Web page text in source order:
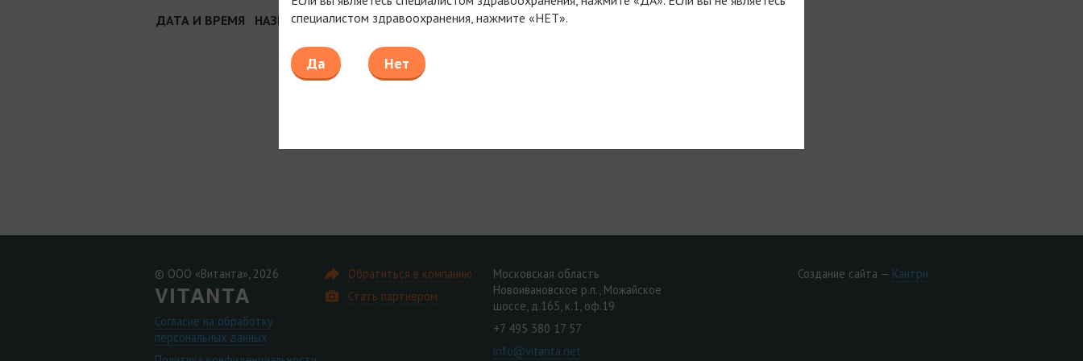
ДАТА И ВРЕМЯ НАЗВАНИЕ И МЕСТО ПРОВЕДЕНИЯ ДЛИТЕЛЬНОСТЬ
УСЛОВИЯ
© ООО «Витанта», 2026
Согласие на обработку
персональных данных
Обратиться в компанию
Стать партнером
Московская область
Новоивановское р.п., Можайское
шоссе, д.165, к.1, оф.19
+7 495 380 17 57
info@vitanta.net
Создание сайта — Кантри
специалистом здравоохранения, нажмите «НЕТ».
Да Нет